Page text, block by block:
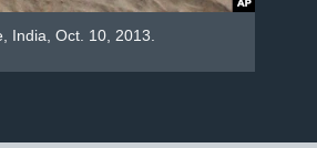
India, Oct. 10, 2013.